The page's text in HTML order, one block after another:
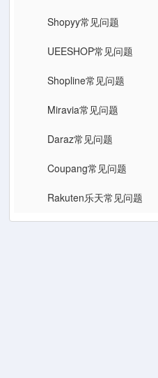
Shopyy常见问题
UEESHOP常见问题
Shopline常见问题
Miravia常见问题
Daraz常见问题
Coupang常见问题
Rakuten乐天常见问题